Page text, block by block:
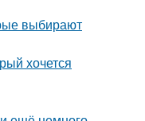
выбирают
хочется